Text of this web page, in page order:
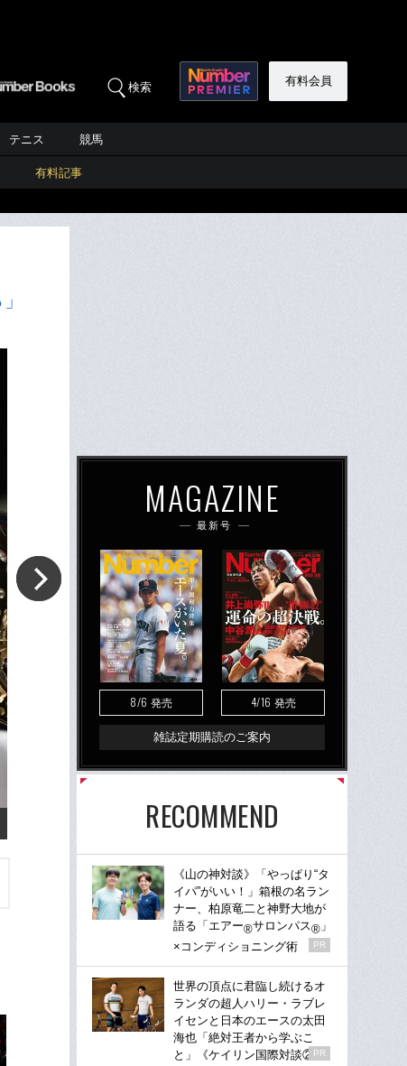
検索 有料会員
テニス 競馬
有料記事
MAGAZINE
最新号
8/6 発売 4/16 発売
雑誌定期購読のご案内
RECOMMEND
《山の神対談》「やっぱり“タ
イパ”がいい！」箱根の名ラン
ナー、柏原竜二と神野大地が
語る「エアー®サロンパス® 」
×コンディショニング術
PR
世界の頂点に君臨し続けるオ
ランダの超人ハリー・ラブレ
イセンと日本のエースの太田
海也「絶対王者から学ぶこ
と」《ケイリン国際対談②》
PR